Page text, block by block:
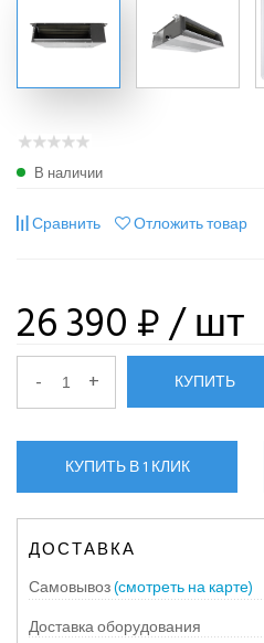
В наличии
Сравнить Отложить товар
26 390 ₽/ шт
- + КУПИТЬ
КУПИТЬ В 1 КЛИК
ДОСТАВКА
Самовывоз(смотреть на карте)
Доставка оборудования